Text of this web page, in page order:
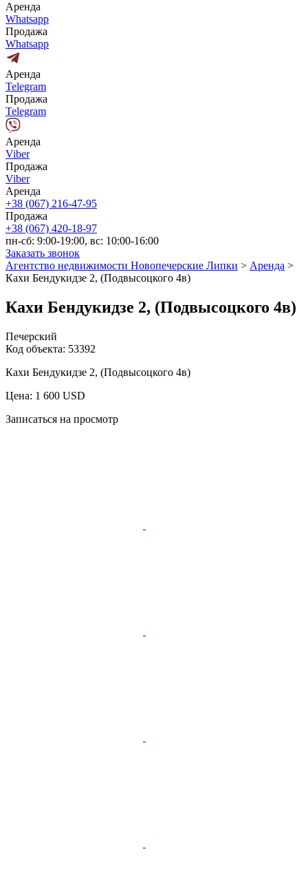
Аренда
Whatsapp
Продажа
Whatsapp
Аренда
Telegram
Продажа
Telegram
Аренда
Viber
Продажа
Viber
Аренда
+38 (067) 216-47-95
Продажа
+38 (067) 420-18-97
пн-сб: 9:00-19:00, вс: 10:00-16:00
Заказать звонок
Агентство недвижимости Новопечерские Липки > Аренда >
Кахи Бендукидзе 2, (Подвысоцкого 4в)
Кахи Бендукидзе 2, (Подвысоцкого 4в)
Печерский
Код объекта: 53392
Кахи Бендукидзе 2, (Подвысоцкого 4в)
Цена: 1 600 USD
Записаться на просмотр